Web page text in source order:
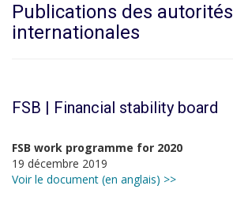
Publications des autorités
internationales
FSB | Financial stability board
FSB work programme for 2020
19 décembre 2019
Voir le document (en anglais) >>